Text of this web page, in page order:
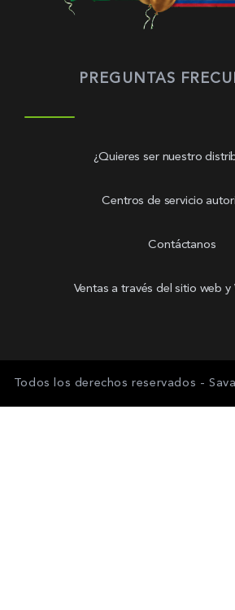
PREGUNTAS
¿Quieres ser nuestro
Centros de servicio
Contáctanos
Ventas a través del sitio web
Todos los derechos reservados -